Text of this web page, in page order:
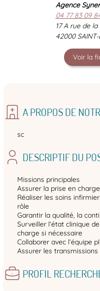
Agence
04 77 83 09
17 A rue de la
42000 SAINT-
Voir la
A PROPOS DE
sc
DESCRIPTIF DU
Missions principales
Assurer la prise en
Réaliser les soins
rôle
Garantir la qualité, la
Surveiller l’état clinique
charge si nécessaire
Collaborer avec l’équipe
Assurer les
PROFIL